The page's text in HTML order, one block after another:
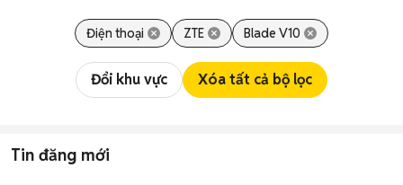
Điện thoại ZTE Blade V10
Đổi khu vực Xóa tất cả bộ lọc
Tin đăng mới